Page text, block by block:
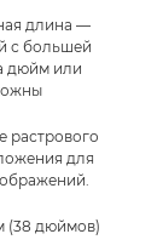
длина —
с большей
дюйм или
растрового
для
(38 дюймов)